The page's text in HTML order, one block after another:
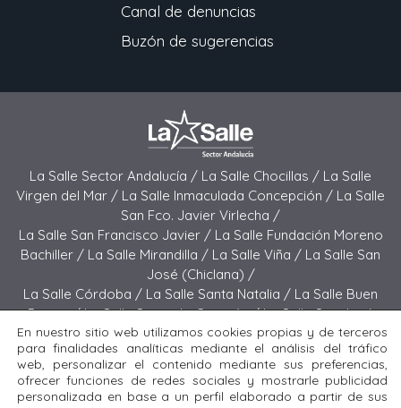
Canal de denuncias
Buzón de sugerencias
La Salle Sector Andalucía / La Salle Chocillas / La Salle
Virgen del Mar / La Salle Inmaculada Concepción / La Salle
San Fco. Javier Virlecha /
La Salle San Francisco Javier / La Salle Fundación Moreno
Bachiller / La Salle Mirandilla / La Salle Viña / La Salle San
José (Chiclana) /
La Salle Córdoba / La Salle Santa Natalia / La Salle Buen
Pastor /La Salle Sagrado Corazón /La Salle San José
(Jerez) / La Salle El Carmen (Melilla) /
La Salle Buen Consejo /La Salle El Carmen (San Fernando) /
La Salle San Francisco /La Salle Felipe Benito /La Salle La
Purísima
En nuestro sitio web utilizamos cookies propias y de terceros
para finalidades analíticas mediante el análisis del tráfico
web, personalizar el contenido mediante sus preferencias,
ofrecer funciones de redes sociales y mostrarle publicidad
personalizada en base a un perfil elaborado a partir de sus